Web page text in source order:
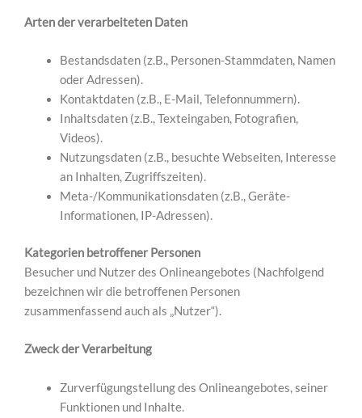
Arten der verarbeiteten Daten
Bestandsdaten (z.B., Personen-Stammdaten, Namen
oder Adressen).
Kontaktdaten (z.B., E-Mail, Telefonnummern).
Inhaltsdaten (z.B., Texteingaben, Fotografien,
Videos).
Nutzungsdaten (z.B., besuchte Webseiten, Interesse
an Inhalten, Zugriffszeiten).
Meta-/Kommunikationsdaten (z.B., Geräte-
Informationen, IP-Adressen).
Kategorien betroffener Personen
Besucher und Nutzer des Onlineangebotes (Nachfolgend
bezeichnen wir die betroffenen Personen
zusammenfassend auch als „Nutzer“).
Zweck der Verarbeitung
Zurverfügungstellung des Onlineangebotes, seiner
Funktionen und Inhalte.